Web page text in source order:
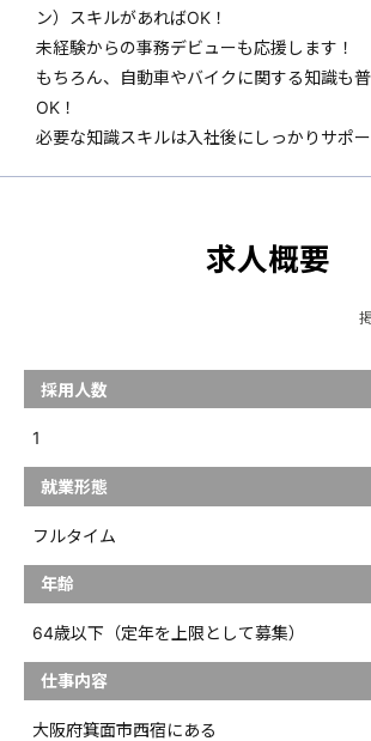
ン）スキルがあればOK！
未経験からの事務デビューも応援します！
もちろん、自動車やバイクに関する知識も
OK！
必要な知識スキルは入社後にしっかりサポー
求人概要
採用人数
1
就業形態
フルタイム
年齢
64歳以下（定年を上限として募集）
仕事内容
大阪府箕面市西宿にある